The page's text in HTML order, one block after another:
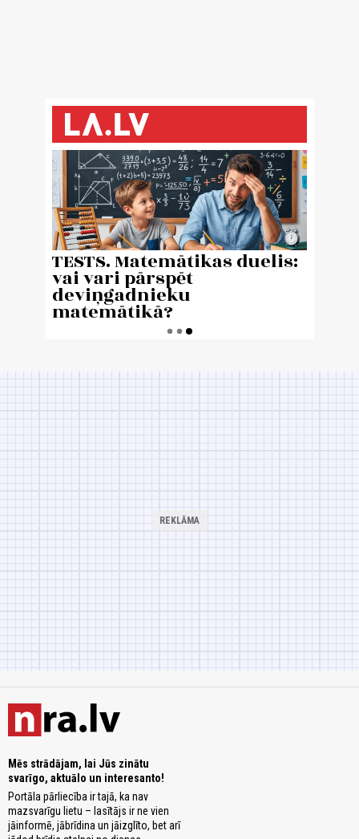
Mēs strādājam, lai Jūs zinātu
svarīgo, aktuālo un interesanto!
Portāla pārliecība ir tajā, ka nav
mazsvarīgu lietu – lasītājs ir ne vien
jāinformē, jābrīdina un jāizglīto, bet arī